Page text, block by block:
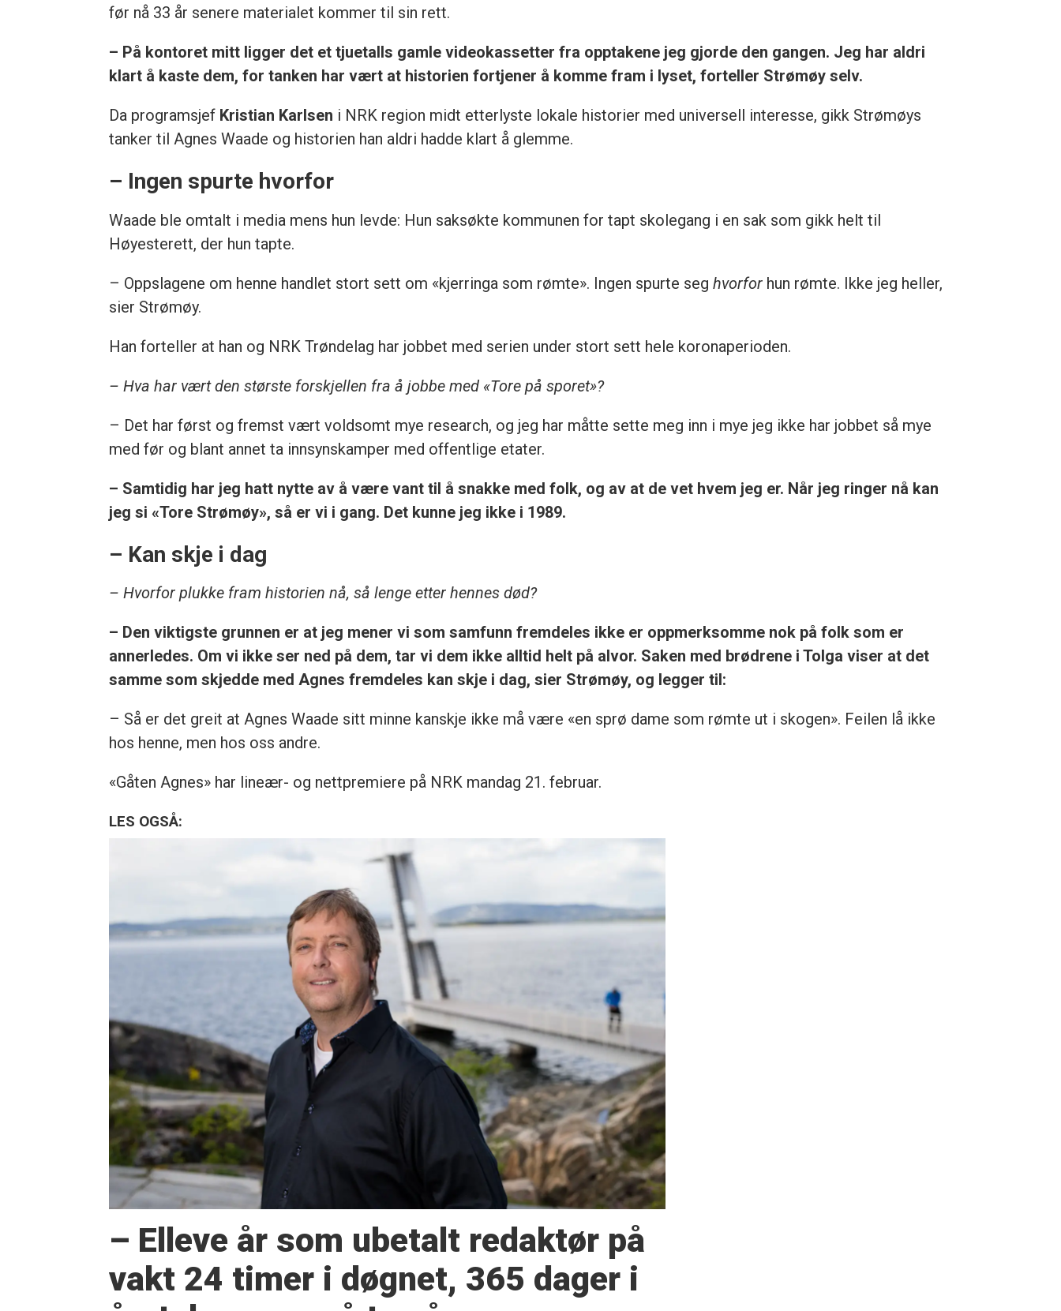
før nå 33 år senere materialet kommer til sin rett.
– På kontoret mitt ligger det et tjuetalls gamle videokassetter fra opptakene jeg gjorde den gangen. Jeg har aldri
klart å kaste dem, for tanken har vært at historien fortjener å komme fram i lyset, forteller Strømøy selv.
Da programsjef Kristian Karlsen i NRK region midt etterlyste lokale historier med universell interesse, gikk Strømøys
tanker til Agnes Waade og historien han aldri hadde klart å glemme.
– Ingen spurte hvorfor
Waade ble omtalt i media mens hun levde: Hun saksøkte kommunen for tapt skolegang i en sak som gikk helt til
Høyesterett, der hun tapte.
– Oppslagene om henne handlet stort sett om «kjerringa som rømte». Ingen spurte seghvorfor hun rømte. Ikke jeg heller,
sier Strømøy.
Han forteller at han og NRK Trøndelag har jobbet med serien under stort sett hele koronaperioden.
– Hva har vært den største forskjellen fra å jobbe med «Tore på sporet»?
– Det har først og fremst vært voldsomt mye research, og jeg har måtte sette meg inn i mye jeg ikke har jobbet så mye
med før og blant annet ta innsynskamper med offentlige etater.
– Samtidig har jeg hatt nytte av å være vant til å snakke med folk, og av at de vet hvem jeg er. Når jeg ringer nå kan
jeg si «Tore Strømøy», så er vi i gang. Det kunne jeg ikke i 1989.
– Kan skje i dag
– Hvorfor plukke fram historien nå, så lenge etter hennes død?
– Den viktigste grunnen er at jeg mener vi som samfunn fremdeles ikke er oppmerksomme nok på folk som er
annerledes. Om vi ikke ser ned på dem, tar vi dem ikke alltid helt på alvor. Saken med brødrene i Tolga viser at det
samme som skjedde med Agnes fremdeles kan skje i dag, sier Strømøy, og legger til:
– Så er det greit at Agnes Waade sitt minne kanskje ikke må være «en sprø dame som rømte ut i skogen». Feilen lå ikke
hos henne, men hos oss andre.
«Gåten Agnes» har lineær- og nettpremiere på NRK mandag 21. februar.
LES OGSÅ:
– Elleve år som ubetalt redaktør på
vakt 24 timer i døgnet, 365 dager i